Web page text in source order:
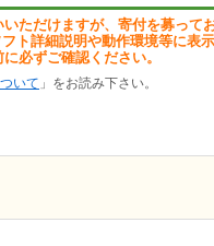
A】から、【長得プラン】に変更
か?2つのグラフをチェック!
イト)で紹介しています。
ただけますが、寄付を募ってお
ト詳細説明や動作環境等に表
必ずご確認ください。
いて 」をお読み下さい。